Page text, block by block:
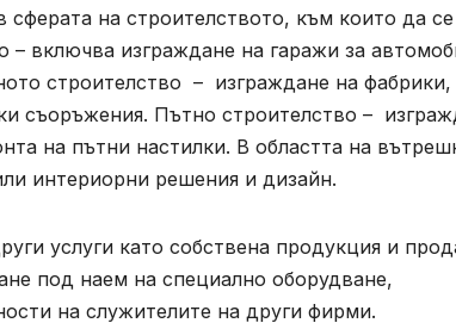
на строителството, към които да се
включва изграждане на гаражи за
строителство – изграждане на фабрики,
съоръжения. Пътно строителство –
на пътни настилки. В областта на
интериорни решения и дизайн.
услуги като собствена продукция и
под наем на специално оборудване,
на служителите на други фирми.